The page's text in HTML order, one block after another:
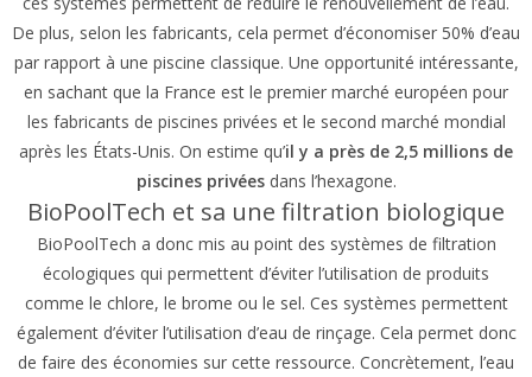
De plus, selon les fabricants, cela permet d’économiser 50% d’eau
par rapport à une piscine classique. Une opportunité intéressante,
en sachant que la France est le premier marché européen pour
les fabricants de piscines privées et le second marché mondial
après les États-Unis. On estime qu’il y a près de 2,5 millions de
piscines privées dans l’hexagone.
BioPoolTech et sa une filtration biologique
BioPoolTech a donc mis au point des systèmes de filtration
écologiques qui permettent d’éviter l’utilisation de produits
comme le chlore, le brome ou le sel. Ces systèmes permettent
également d’éviter l’utilisation d’eau de rinçage. Cela permet donc
de faire des économies sur cette ressource. Concrètement, l’eau